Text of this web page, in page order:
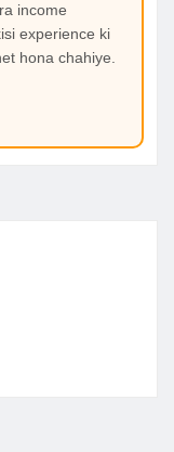
income
experience ki
hona chahiye.